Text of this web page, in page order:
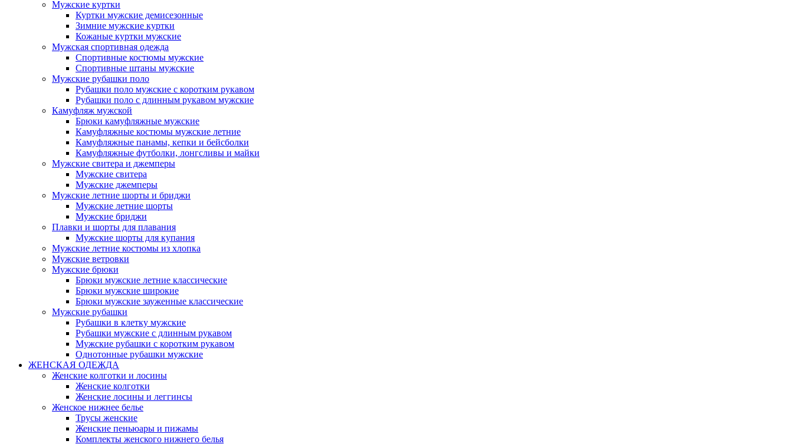
Мужские куртки
Куртки мужские демисезонные
Зимние мужские куртки
Кожаные куртки мужские
Мужская спортивная одежда
Спортивные костюмы мужские
Спортивные штаны мужские
Мужские рубашки поло
Рубашки поло мужские с коротким рукавом
Рубашки поло с длинным рукавом мужские
Камуфляж мужской
Брюки камуфляжные мужские
Камуфляжные костюмы мужские летние
Камуфляжные панамы, кепки и бейсболки
Камуфляжные футболки, лонгсливы и майки
Мужские свитера и джемперы
Мужские свитера
Мужские джемперы
Мужские летние шорты и бриджи
Мужские летние шорты
Мужские бриджи
Плавки и шорты для плавания
Мужские шорты для купания
Мужские летние костюмы из хлопка
Мужские ветровки
Мужские брюки
Брюки мужские летние классические
Брюки мужские широкие
Брюки мужские зауженные классические
Мужские рубашки
Рубашки в клетку мужские
Рубашки мужские с длинным рукавом
Мужские рубашки с коротким рукавом
Однотонные рубашки мужские
ЖЕНСКАЯ ОДЕЖДА
Женские колготки и лосины
Женские колготки
Женские лосины и леггинсы
Женское нижнее белье
Трусы женские
Женские пеньюары и пижамы
Комплекты женского нижнего белья